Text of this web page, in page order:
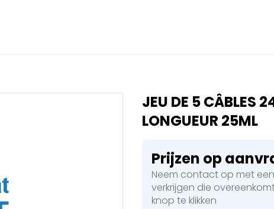
JEU DE 5 CÂBLES
LONGUEUR 25ML
Prijzen op
Neem contact op met
verkrijgen die
knop te klikken